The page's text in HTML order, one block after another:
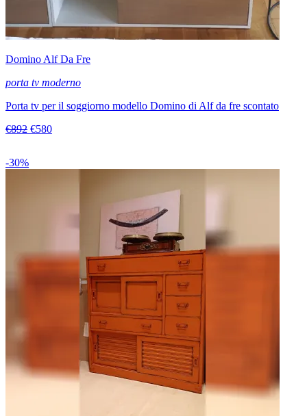
Domino Alf Da Fre
porta tv moderno
Porta tv per il soggiorno modello Domino di Alf da fre scontato
€892 €580
-30%